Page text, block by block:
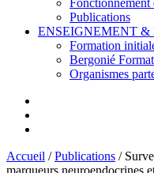
Fonctionnement
Publications
ENSEIGNEMENT &
Formation
Bergonié
Organismes
Accueil /Publications /
marqueurs neuroendocrines